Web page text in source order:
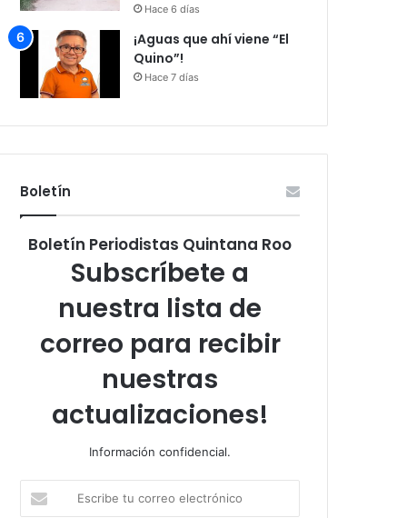
Hace 6 días
¡Aguas que ahí viene “El
Quino”!
Hace 7 días
Boletín
Boletín Periodistas Quintana Roo
Subscríbete a
nuestra lista de
correo para recibir
nuestras
actualizaciones!
Información confidencial.
tu